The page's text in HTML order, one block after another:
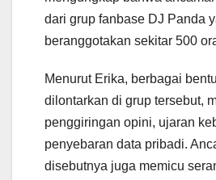
dari grup fanbase DJ Panda
beranggotakan sekitar 500
Menurut Erika, berbagai
dilontarkan di grup tersebut,
penggiringan opini, ujaran
penyebaran data pribadi.
disebutnya juga memicu